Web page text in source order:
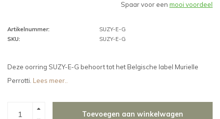
Spaar voor een mooi voordeel
Artikelnummer:
SUZY-E-G
SKU:
SUZY-E-G
Deze oorring SUZY-E-G behoort tot het Belgische label Murielle
Perrotti. Lees meer..
Toevoegen aan winkelwagen